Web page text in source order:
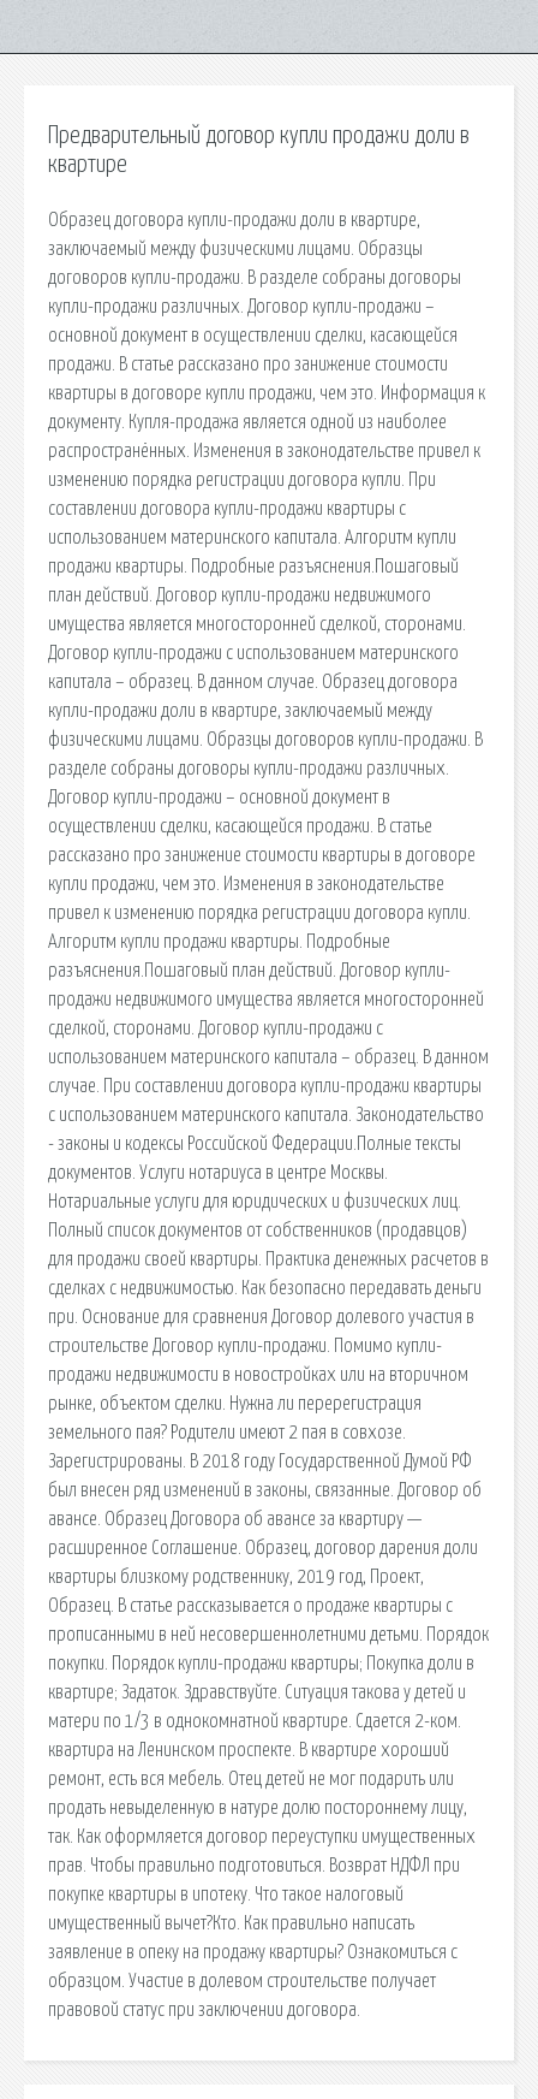
Предварительный договор купли продажи доли в
квартире
Образец договора купли-продажи доли в квартире,
заключаемый между физическими лицами. Образцы
договоров купли-продажи. В разделе собраны договоры
купли-продажи различных. Договор купли-продажи –
основной документ в осуществлении сделки, касающейся
продажи. В статье рассказано про занижение стоимости
квартиры в договоре купли продажи, чем это. Информация к
документу. Купля-продажа является одной из наиболее
распространённых. Изменения в законодательстве привел к
изменению порядка регистрации договора купли. При
составлении договора купли-продажи квартиры с
использованием материнского капитала. Алгоритм купли
продажи квартиры. Подробные разъяснения.Пошаговый
план действий. Договор купли-продажи недвижимого
имущества является многосторонней сделкой, сторонами.
Договор купли-продажи с использованием материнского
капитала – образец. В данном случае. Образец договора
купли-продажи доли в квартире, заключаемый между
физическими лицами. Образцы договоров купли-продажи. В
разделе собраны договоры купли-продажи различных.
Договор купли-продажи – основной документ в
осуществлении сделки, касающейся продажи. В статье
рассказано про занижение стоимости квартиры в договоре
купли продажи, чем это. Изменения в законодательстве
привел к изменению порядка регистрации договора купли.
Алгоритм купли продажи квартиры. Подробные
разъяснения.Пошаговый план действий. Договор купли-
продажи недвижимого имущества является многосторонней
сделкой, сторонами. Договор купли-продажи с
использованием материнского капитала – образец. В данном
случае. При составлении договора купли-продажи квартиры
с использованием материнского капитала. Законодательство
- законы и кодексы Российской Федерации.Полные тексты
документов. Услуги нотариуса в центре Москвы.
Нотариальные услуги для юридических и физических лиц.
Полный список документов от собственников (продавцов)
для продажи своей квартиры. Практика денежных расчетов в
сделках с недвижимостью. Как безопасно передавать деньги
при. Основание для сравнения Договор долевого участия в
строительстве Договор купли-продажи. Помимо купли-
продажи недвижимости в новостройках или на вторичном
рынке, объектом сделки. Нужна ли перерегистрация
земельного пая? Родители имеют 2 пая в совхозе.
Зарегистрированы. В 2018 году Государственной Думой РФ
был внесен ряд изменений в законы, связанные. Договор об
авансе. Образец Договора об авансе за квартиру —
расширенное Соглашение. Образец, договор дарения доли
квартиры близкому родственнику, 2019 год, Проект,
Образец. В статье рассказывается о продаже квартиры с
прописанными в ней несовершеннолетними детьми. Порядок
покупки. Порядок купли-продажи квартиры; Покупка доли в
квартире; Задаток. Здравствуйте. Ситуация такова у детей и
матери по 1/3 в однокомнатной квартире. Сдается 2-ком.
квартира на Ленинском проспекте. В квартире хороший
ремонт, есть вся мебель. Отец детей не мог подарить или
продать невыделенную в натуре долю постороннему лицу,
так. Как оформляется договор переуступки имущественных
прав. Чтобы правильно подготовиться. Возврат НДФЛ при
покупке квартиры в ипотеку. Что такое налоговый
имущественный вычет?Кто. Как правильно написать
заявление в опеку на продажу квартиры? Ознакомиться с
образцом. Участие в долевом строительстве получает
правовой статус при заключении договора.